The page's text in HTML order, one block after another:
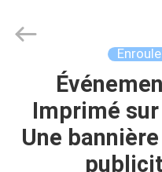
MAISON
Material
Imprimé
Une